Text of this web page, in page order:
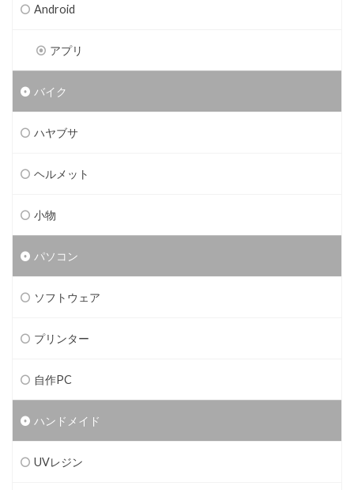
Android
アプリ
バイク
ハヤブサ
ヘルメット
小物
パソコン
ソフトウェア
プリンター
自作PC
ハンドメイド
UVレジン